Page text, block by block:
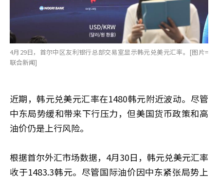
4月29日，首尔中区友利银行总部交易室显示韩元兑美元汇率。[图片=
联合新闻]
近期，韩元兑美元汇率在1480韩元附近波动。尽管
中东局势缓和带来下行压力，但美国货币政策和高
油价仍是上行风险。
根据首尔外汇市场数据，4月30日，韩元兑美元汇率
收于1483.3韩元。尽管国际油价因中东紧张局势上